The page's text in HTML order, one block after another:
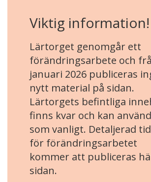
Viktig information!
Lärtorget genomgår ett
förändringsarbete och
januari 2026 publiceras
nytt material på sidan.
Lärtorgets befintliga
finns kvar och kan
som vanligt. Detaljerad
för förändringsarbetet
kommer att publiceras
sidan.